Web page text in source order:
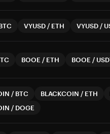
VYUSD / ETH VYUSD /
BOOE / ETH BOOE /
/ BTC BLACKCOIN / ETH
/ DOGE